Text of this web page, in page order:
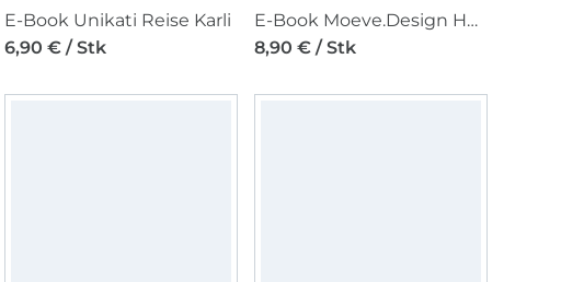
E-Book Unikati Reise Karli
6,90 € / Stk
E-Book Moeve.Design Hose Ally Damen
8,90 € / Stk